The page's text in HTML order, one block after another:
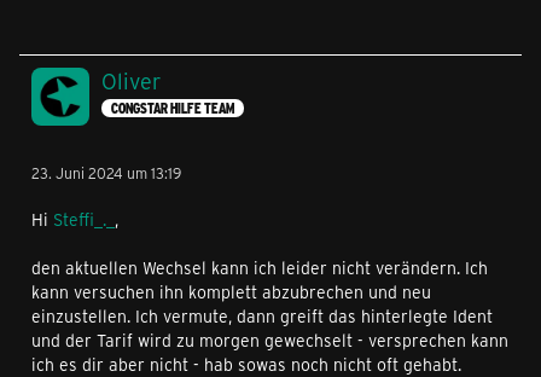
Oliver
CONGSTAR HILFE TEAM
23. Juni 2024 um 13:19
Hi Steffi_._ ,
den aktuellen Wechsel kann ich leider nicht verändern. Ich
kann versuchen ihn komplett abzubrechen und neu
einzustellen. Ich vermute, dann greift das hinterlegte Ident
und der Tarif wird zu morgen gewechselt - versprechen kann
ich es dir aber nicht - hab sowas noch nicht oft gehabt.